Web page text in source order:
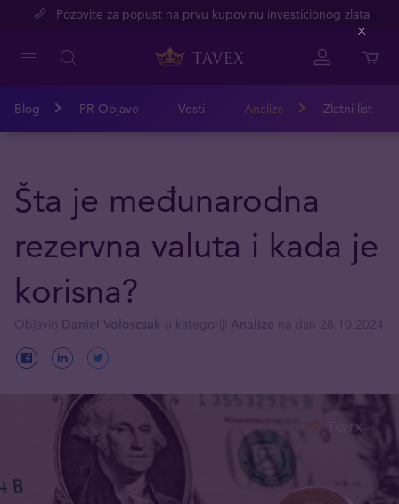
Pozovite za popust na prvu kupovinu investicionog zlata
Blog PR Objave Vesti Analize Zlatni list
Šta je međunarodna
rezervna valuta i kada je
korisna?
Close